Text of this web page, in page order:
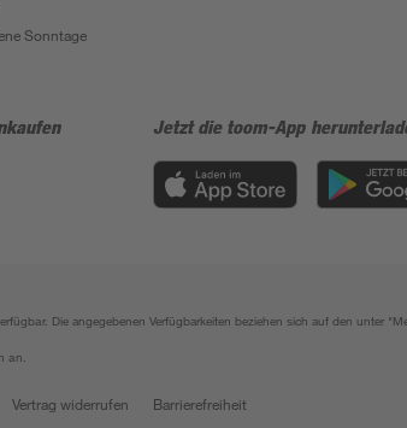
Sonntage
Jetzt die toom-App
Die angegebenen Verfügbarkeiten beziehen sich auf den unter
an.
Vertrag widerrufen Barrierefreiheit